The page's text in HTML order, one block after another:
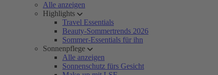
Alle anzeigen
Highlights
Travel Essentials
Beauty-Sommertrends 2026
Sommer-Essentials für ihn
Sonnenpflege
Alle anzeigen
Sonnenschutz fürs Gesicht